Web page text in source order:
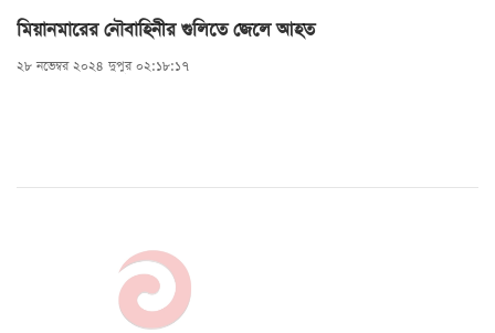
মিয়ানমারের নৌবাহিনীর গুলিতে জেলে আহত
২৮ নভেম্বর ২০২৪ দুপুর ০২:১৮:১৭